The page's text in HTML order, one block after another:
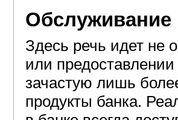
Обслуживание
Здесь речь идет не
или
зачастую лишь
продукты банка.